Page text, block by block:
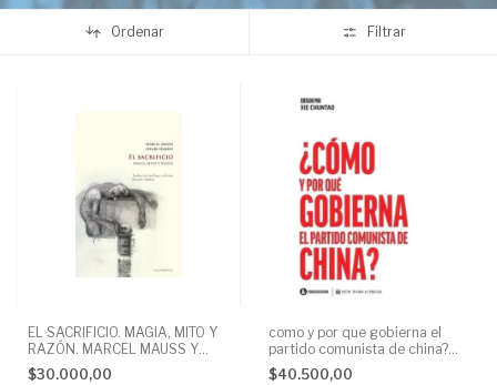
Ordenar Filtrar
EL SACRIFICIO. MAGIA, MITO Y
RAZÓN. MARCEL MAUSS Y
HENRI HUBERT
$30.000,00
como y por que gobierna el
partido comunista de china?
chuntao xie chuntao
$40.500,00